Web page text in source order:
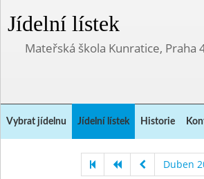
Jídelní lístek
Mateřská škola Kunratice, Praha
Vybrat jídelnu Jídelní lístek Historie
Duben